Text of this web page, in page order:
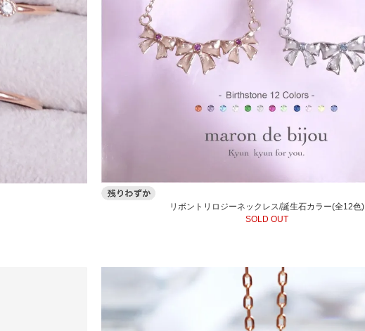
リボントリロジーネックレス/誕生石カラー(全12色)
SOLD OUT